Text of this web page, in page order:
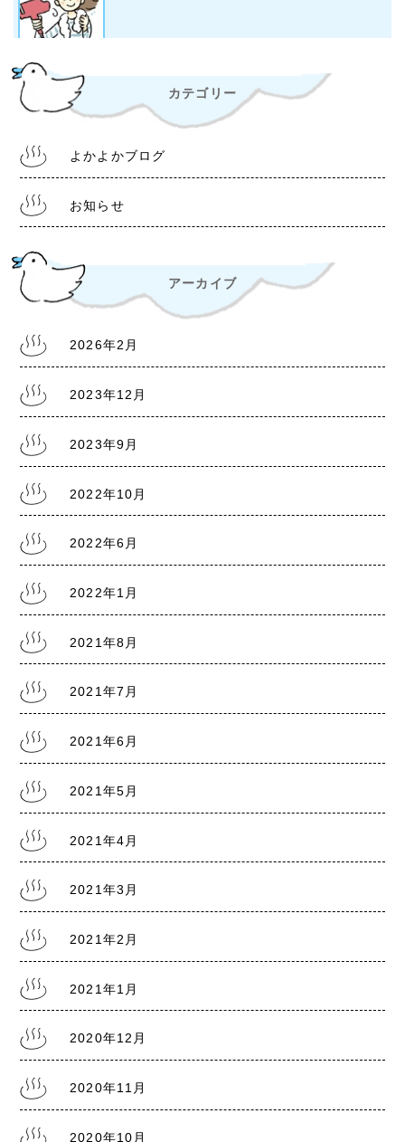
組合事務所について
2022.10.28
令和4年11月1日より 入浴料金改定について
2022.6.30
熊本銭湯『松の湯』 営業時間等変更のお知らせ
熊本銭湯『大福湯』 営業のお知らせ
2022.1.20
2021.8.5
2021.7.30
熊本銭湯の日記『熊本まん延防止宣言7/31～
2021.7.28
熊本銭湯の日記『リスクレベル5 厳戒警報』
カテゴリー
よかよかブログ
お知らせ
アーカイブ
2026年2月
2023年12月
2023年9月
2022年10月
2022年6月
2022年1月
2021年8月
2021年7月
2021年6月
2021年5月
2021年4月
2021年3月
2021年2月
2021年1月
2020年12月
2020年11月
2020年10月